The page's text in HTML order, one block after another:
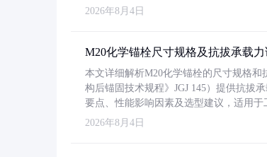
2026年8月4日
M20化学锚栓尺寸规格及抗拔承载
本文详细解析M20化学锚栓的尺寸规格
构后锚固技术规程》JGJ 145）提供抗拔
要点、性能影响因素及选型建议，适用于
2026年8月4日